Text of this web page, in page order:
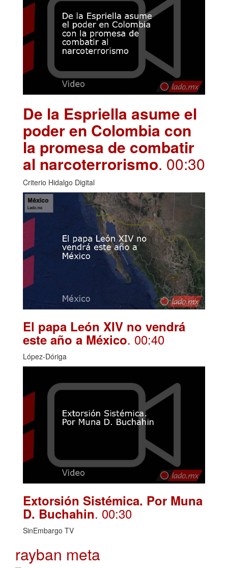
De la Espriella asume el
poder en Colombia con
la promesa de combatir
al narcoterrorismo. 00:30
Criterio Hidalgo Digital
El papa León XIV no vendrá
este año a México. 00:40
López-Dóriga
Extorsión Sistémica. Por Muna
D. Buchahin. 00:30
SinEmbargo TV
rayban meta